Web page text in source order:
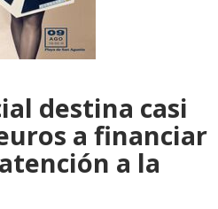
destina casi
a financiar
a la